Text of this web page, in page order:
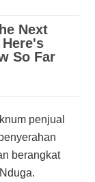
penjual
berangkat